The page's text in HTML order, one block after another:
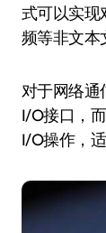
式可以实现
频等非文本
对于网络通
I/O接口，
I/O操作，